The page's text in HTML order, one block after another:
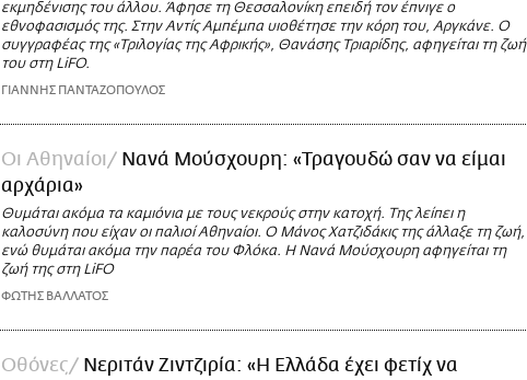
εκμηδένισης του άλλου. Άφησε τη Θεσσαλονίκη επειδή τον έπνιγε ο
εθνοφασισμός της. Στην Αντίς Αμπέμπα υιοθέτησε την κόρη του, Αργκάνε. Ο
συγγραφέας της «Τριλογίας της Αφρικής», Θανάσης Τριαρίδης, αφηγείται τη ζωή
του στη LiFO.
ΓΙΑΝΝΗΣ ΠΑΝΤΑΖΟΠΟΥΛΟΣ
Οι Αθηναίοι
Νανά Μούσχουρη: «Τραγουδώ σαν να είμαι
αρχάρια»
Θυμάται ακόμα τα καμιόνια με τους νεκρούς στην κατοχή. Της λείπει η
καλοσύνη που είχαν οι παλιοί Αθηναίοι. Ο Μάνος Χατζιδάκις της άλλαξε τη ζωή,
ενώ θυμάται ακόμα την παρέα του Φλόκα. Η Νανά Μούσχουρη αφηγείται τη
ζωή της στη LiFO
ΦΩΤΗΣ ΒΑΛΛΑΤΟΣ
Οθόνες
Νεριτάν Ζιντζιρία: «Η Ελλάδα έχει φετίχ να